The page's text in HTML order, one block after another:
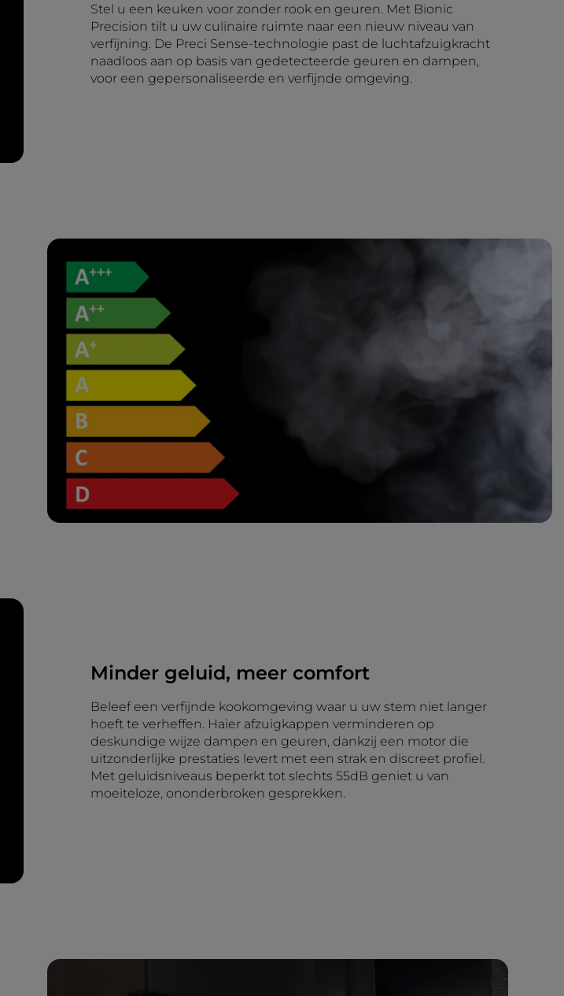
Stel u een keuken voor zonder rook en geuren. Met Bionic
Precision tilt u uw culinaire ruimte naar een nieuw niveau van
verfijning. De Preci Sense-technologie past de luchtafzuigkracht
naadloos aan op basis van gedetecteerde geuren en dampen,
voor een gepersonaliseerde en verfijnde omgeving.
Minder geluid, meer comfort
Beleef een verfijnde kookomgeving waar u uw stem niet langer
hoeft te verheffen. Haier afzuigkappen verminderen op
deskundige wijze dampen en geuren, dankzij een motor die
uitzonderlijke prestaties levert met een strak en discreet profiel.
Met geluidsniveaus beperkt tot slechts 55dB geniet u van
moeiteloze, ononderbroken gesprekken.